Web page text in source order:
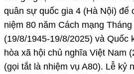
quân sự quốc gia 4 (Hà Nội) để
niệm 80 năm Cách mạng
(19/8/1945-19/8/2025) và Quốc
hòa xã hội chủ nghĩa Việt Nam
(gọi tắt là nhiệm vụ A80). Lễ kỷ